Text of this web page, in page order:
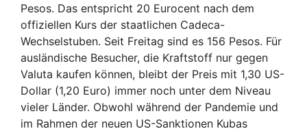
Pesos. Das entspricht 20 Eurocent nach dem
offiziellen Kurs der staatlichen Cadeca-
Wechselstuben. Seit Freitag sind es 156 Pesos. Für
ausländische Besucher, die Kraftstoff nur gegen
Valuta kaufen können, bleibt der Preis mit 1,30 US-
Dollar (1,20 Euro) immer noch unter dem Niveau
vieler Länder. Obwohl während der Pandemie und
im Rahmen der neuen US-Sanktionen Kubas